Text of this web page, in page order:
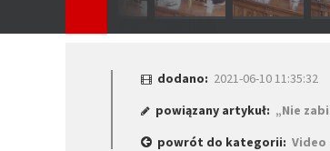
dodano: 2021-06-10 11:35:32
powiązany artykuł: „Nie
powrót do kategorii: Video